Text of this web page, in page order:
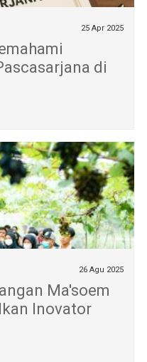
25 Apr 2025
di
26 Agu 2025
Ma'soem
Inovator